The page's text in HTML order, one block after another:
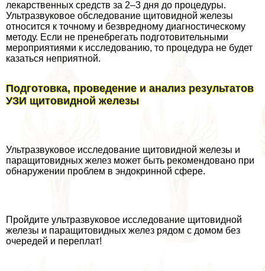
лекарственных средств за 2–3 дня до процедуры.
Ультразвуковое обследование щитовидной железы
относится к точному и безвредному диагностическому
методу. Если не пренебрегать подготовительными
мероприятиями к исследованию, то процедypa не будет
казаться неприятной.
Подготовка, проведение и анализ результатов
УЗИ щитовидной железы
Ультразвуковое исследование щитовидной железы и
паращитовидных желез может быть рекомендовано при
обнаружении проблем в эндокринной сфере.
Пройдите ультразвуковое исследование щитовидной
железы и паращитовидных желез рядом с домом без
очередей и переплат!